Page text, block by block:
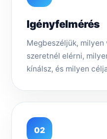
Igényfelmérés
Megbeszéljük,
szeretnél elérni,
kínálsz, és milyen
02